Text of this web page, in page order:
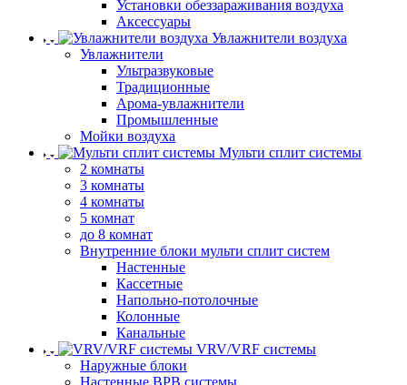
Установки обеззараживания воздуха
Аксессуары
Увлажнители воздуха
Увлажнители
Ультразвуковые
Традиционные
Арома-увлажнители
Промышленные
Мойки воздуха
Мульти сплит системы
2 комнаты
3 комнаты
4 комнаты
5 комнат
до 8 комнат
Внутренние блоки мульти сплит систем
Настенные
Кассетные
Напольно-потолочные
Колонные
Канальные
VRV/VRF системы
Наружные блоки
Настенные ВРВ системы